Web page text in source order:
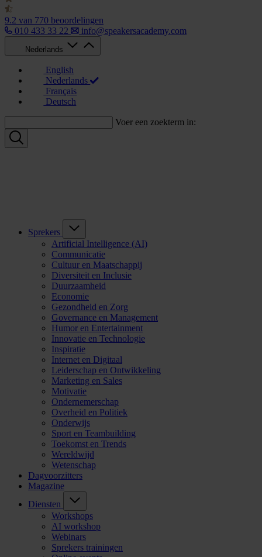
9.2 van 770 beoordelingen
010 433 33 22
info@speakersacademy.com
Nederlands
English
Nederlands
Français
Deutsch
Voer een zoekterm in:
Sprekers
Artificial Intelligence (AI)
Communicatie
Cultuur en Maatschappij
Diversiteit en Inclusie
Duurzaamheid
Economie
Gezondheid en Zorg
Governance en Management
Humor en Entertainment
Innovatie en Technologie
Inspiratie
Internet en Digitaal
Leiderschap en Ontwikkeling
Marketing en Sales
Motivatie
Ondernemerschap
Overheid en Politiek
Onderwijs
Sport en Teambuilding
Toekomst en Trends
Wereldwijd
Wetenschap
Dagvoorzitters
Magazine
Diensten
Workshops
AI workshop
Webinars
Sprekers trainingen